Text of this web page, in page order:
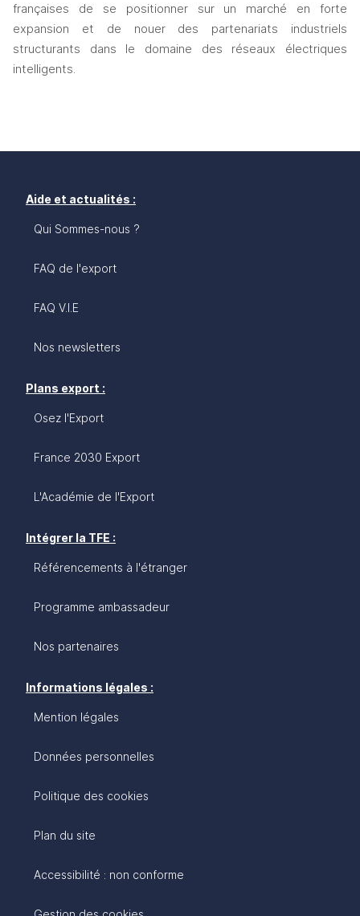
françaises de se positionner sur un marché en forte
expansion et de nouer des partenariats industriels
structurants dans le domaine des réseaux électriques
intelligents.
Aide et actualités :
Qui Sommes-nous ?
FAQ de l'export
FAQ V.I.E
Nos newsletters
Plans export :
Osez l'Export
France 2030 Export
L'Académie de l'Export
Intégrer la TFE :
Référencements à l'étranger
Programme ambassadeur
Nos partenaires
Informations légales :
Mention légales
Données personnelles
Politique des cookies
Plan du site
Accessibilité : non conforme